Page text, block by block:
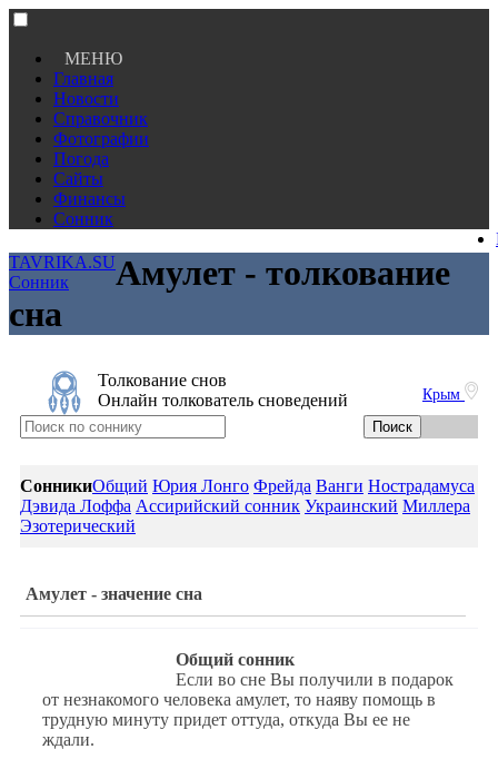
МЕНЮ
Главная
Новости
Справочник
Фотографии
Погода
Сайты
Финансы
Сонник
TAVRIKA.SU
Сонник
Амулет - толкование
сна
Крым
Толкование снов
Онлайн толкователь сноведений
СонникиОбщий Юрия Лонго Фрейда Ванги Нострадамуса
Дэвида Лоффа Ассирийский сонник Украинский Миллера
Эзотерический
Амулет - значение сна
Общий сонник
Если во сне Вы получили в подарок
от незнакомого человека амулет, то наяву помощь в
трудную минуту придет оттуда, откуда Вы ее не
ждали.